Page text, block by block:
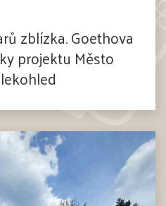
zblízka. Goethova
projektu Město